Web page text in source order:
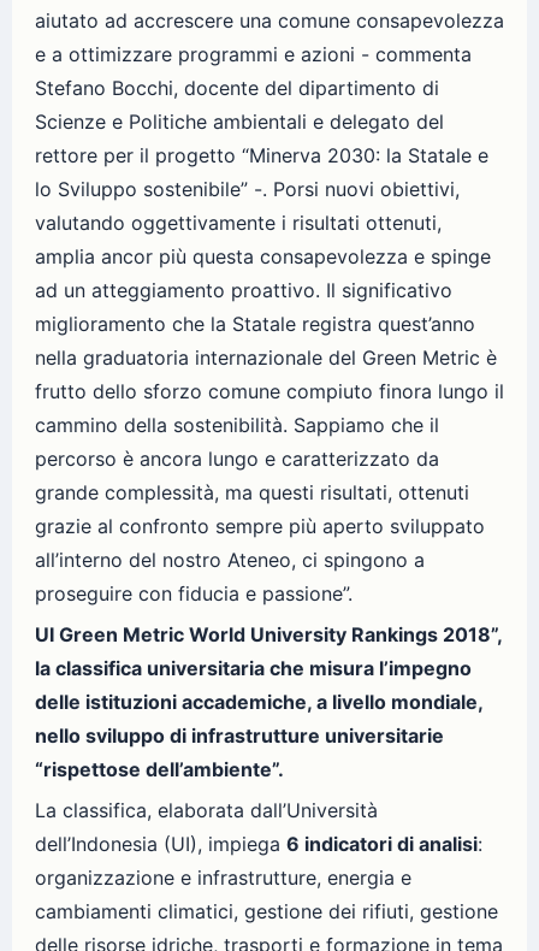
aiutato ad accrescere una comune consapevolezza
e a ottimizzare programmi e azioni - commenta
Stefano Bocchi, docente del dipartimento di
Scienze e Politiche ambientali e delegato del
rettore per il progetto “Minerva 2030: la Statale e
lo Sviluppo sostenibile” -. Porsi nuovi obiettivi,
valutando oggettivamente i risultati ottenuti,
amplia ancor più questa consapevolezza e spinge
ad un atteggiamento proattivo. Il significativo
miglioramento che la Statale registra quest’anno
nella graduatoria internazionale del Green Metric è
frutto dello sforzo comune compiuto finora lungo il
cammino della sostenibilità. Sappiamo che il
percorso è ancora lungo e caratterizzato da
grande complessità, ma questi risultati, ottenuti
grazie al confronto sempre più aperto sviluppato
all’interno del nostro Ateneo, ci spingono a
proseguire con fiducia e passione”.
UI Green Metric World University Rankings 2018”,
la classifica universitaria che misura l’impegno
delle istituzioni accademiche, a livello mondiale,
nello sviluppo di infrastrutture universitarie
“rispettose dell’ambiente”.
La classifica, elaborata dall’Università
dell’Indonesia (UI), impiega 6 indicatori di analisi:
organizzazione e infrastrutture, energia e
cambiamenti climatici, gestione dei rifiuti, gestione
delle risorse idriche, trasporti e formazione in tema